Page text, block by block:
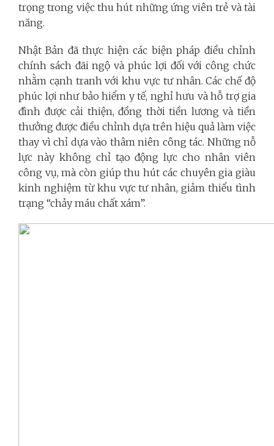
trọng trong việc thu hút những ứng viên trẻ và tài
năng.
Nhật Bản đã thực hiện các biện pháp điều chỉnh
chính sách đãi ngộ và phúc lợi đối với công chức
nhằm cạnh tranh với khu vực tư nhân. Các chế độ
phúc lợi như bảo hiểm y tế, nghỉ hưu và hỗ trợ gia
đình được cải thiện, đồng thời tiền lương và tiền
thưởng được điều chỉnh dựa trên hiệu quả làm việc
thay vì chỉ dựa vào thâm niên công tác. Những nỗ
lực này không chỉ tạo động lực cho nhân viên
công vụ, mà còn giúp thu hút các chuyên gia giàu
kinh nghiệm từ khu vực tư nhân, giảm thiểu tình
trạng “chảy máu chất xám”.